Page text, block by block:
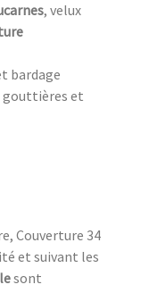
, velux
bardage
gouttières et
Couverture 34
et suivant les
sont